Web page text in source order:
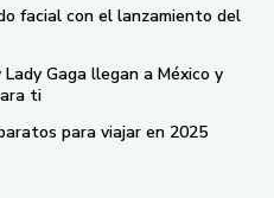
facial con el lanzamiento del
Gaga llegan a México y
ti
para viajar en 2025